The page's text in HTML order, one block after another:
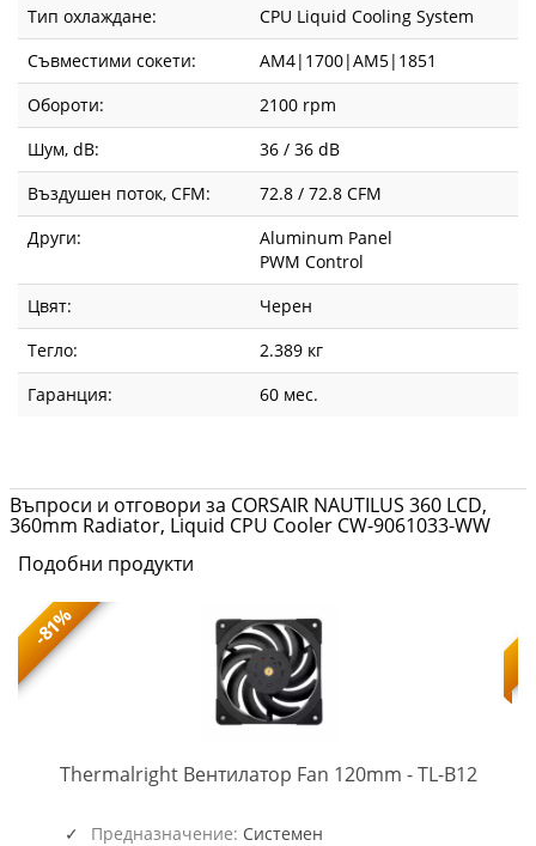
Тип охлаждане:
CPU Liquid Cooling System
Съвместими сокети:
AM4|1700|AM5|1851
Обороти:
2100 rpm
Шум, dB:
36 / 36 dB
Въздушен поток, CFM:
72.8 / 72.8 CFM
Други:
Aluminum Panel
PWM Control
Цвят:
Черен
Тегло:
2.389 кг
Гаранция:
60 мес.
Въпроси и отговори за CORSAIR NAUTILUS 360 LCD,
360mm Radiator, Liquid CPU Cooler CW-9061033-WW
Подобни продукти
-81%
Thermalright Вентилатор Fan 120mm - TL-B12TL-
Предназначение: Системен